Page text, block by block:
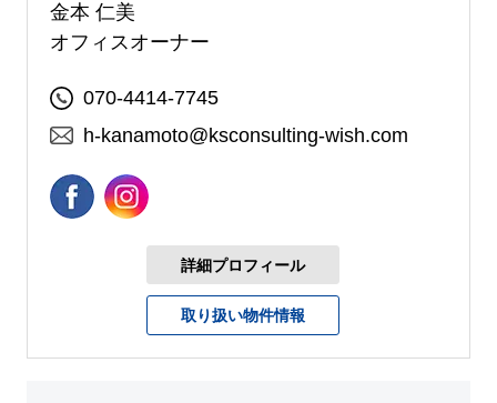
金本 仁美
オフィスオーナー
070-4414-7745
h-kanamoto@ksconsulting-wish.com
詳細プロフィール
取り扱い物件情報